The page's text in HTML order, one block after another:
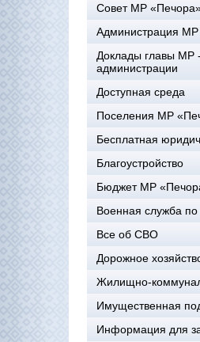
Совет МР
Администрация
Доклады главы МР
администрации
Доступная среда
Поселения МР
Бесплатная
Благоустройство
Бюджет МР
Военная служба по
Все об СВО
Дорожное
Жилищно-
Имущественная
Информация для